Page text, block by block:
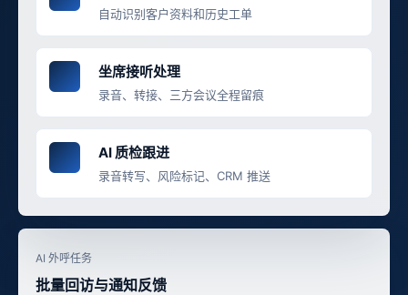
自动识别客户资料和历史工单
坐席接听处理
录音、转接、三方会议全程留痕
AI 质检跟进
录音转写、风险标记、CRM 推送
AI 外呼任务
批量回访与通知反馈